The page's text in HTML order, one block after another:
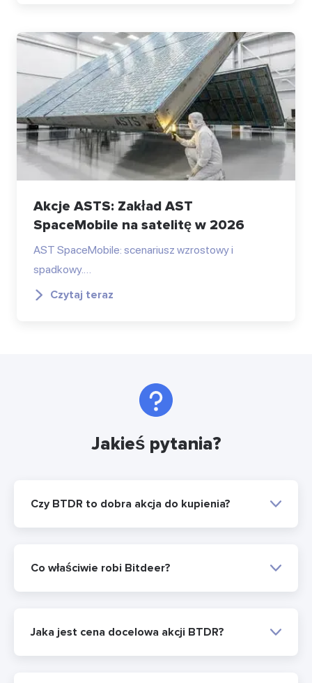
Akcje ASTS: Zakład AST
SpaceMobile na satelitę w 2026
AST SpaceMobile: scenariusz wzrostowy i
spadkowy.…
Czytaj teraz
Jakieś pytania?
Czy BTDR to dobra akcja do kupienia?
Co właściwie robi Bitdeer?
Jaka jest cena docelowa akcji BTDR?